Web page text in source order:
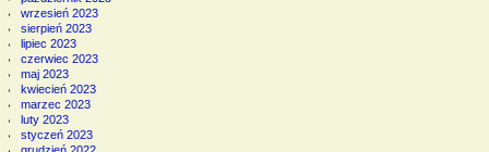
wrzesień 2023
sierpień 2023
lipiec 2023
czerwiec 2023
maj 2023
kwiecień 2023
marzec 2023
luty 2023
styczeń 2023
grudzień 2022